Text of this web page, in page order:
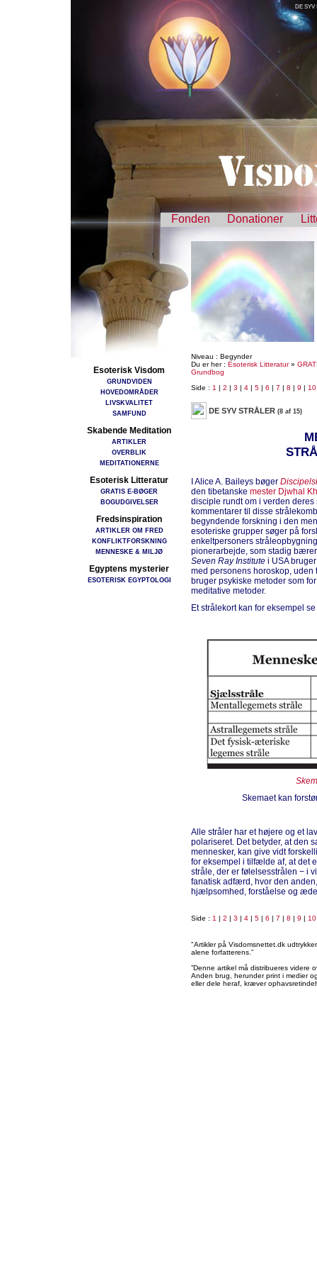
DE SYV
Fonden Donationer
Esoterisk Visdom
GRUNDVIDEN
HOVEDOMRÅDER
LIVSKVALITET
SAMFUND
Skabende Meditation
ARTIKLER
OVERBLIK
MEDITATIONERNE
Esoterisk Litteratur
GRATIS E-BØGER
BOGUDGIVELSER
Fredsinspiration
ARTIKLER OM FRED
KONFLIKTFORSKNING
MENNESKE & MILJØ
Egyptens mysterier
ESOTERISK EGYPTOLOGI
Niveau : Begynder
Du er her : Esoterisk Litteratur»
Grundbog
Side : 1 | 2 | 3 | 4 | 5 | 6 | 7 | 8 | 9 | 10
DE SYV STRÅLER (8 af 15)
I Alice A. Baileys bøger
den tibetanske mester Djwhal
disciple rundt om i verden
kommentarer til disse
begyndende forskning i den
esoteriske grupper søger på
enkeltpersoners
pionerarbejde, som stadig
Seven Ray Institute i USA
med personens horoskop, uden
bruger psykiske metoder som
meditative metoder.
Et strålekort kan for eksempel
Skemaet kan
Alle stråler har et højere og et
polariseret. Det betyder, at den
mennesker, kan give vidt
for eksempel i tilfælde af, at det
stråle, der er følelsesstrålen − i
fanatisk adfærd, hvor den
hjælpsomhed, forståelse og
Side : 1 | 2 | 3 | 4 | 5 | 6 | 7 | 8 | 9 | 10
"Artikler på Visdomsnettet.dk
alene forfatterens.”
”Denne artikel må distribueres videre
Anden brug, herunder print i medier
eller dele heraf, kræver